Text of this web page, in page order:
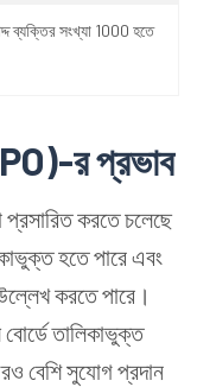
ব্যক্তির সংখ্যা 1000 হতে
র প্রভাব
করতে চলেছে
হতে পারে এবং
করতে পারে।
বোর্ডে তালিকাভুক্ত
বেশি সুযোগ প্রদান